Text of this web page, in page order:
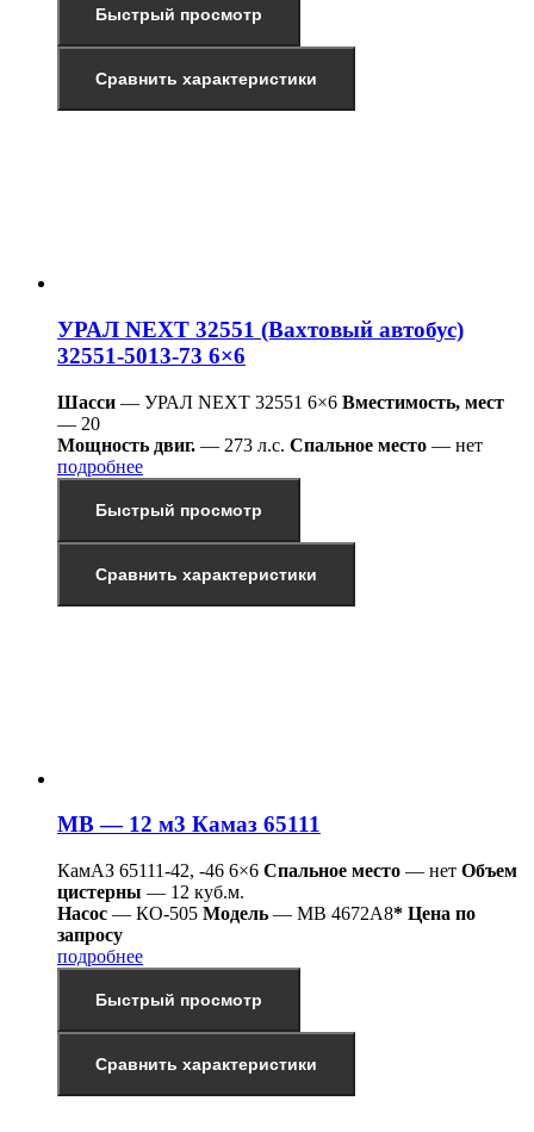
Быстрый просмотр
Сравнить характеристики
УРАЛ NEXT 32551 (Вахтовый автобус)
32551-5013-73 6×6
Шасси — УРАЛ NEXT 32551 6×6 Вместимость, мест
— 20
Мощность двиг. — 273 л.с. Спальное место — нет
подробнее
Быстрый просмотр
Сравнить характеристики
МВ — 12 м3 Камаз 65111
КамАЗ 65111-42, -46 6×6 Спальное место — нет Объем
цистерны — 12 куб.м.
Насос — КО-505 Модель — МВ 4672А8* Цена по
запросу
подробнее
Быстрый просмотр
Сравнить характеристики